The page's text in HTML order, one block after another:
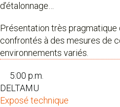
d’étalonnage…
Présentation très
confrontés à des mesures de
environnements variés.
5:00 p.m.
DELTAMU
Exposé technique